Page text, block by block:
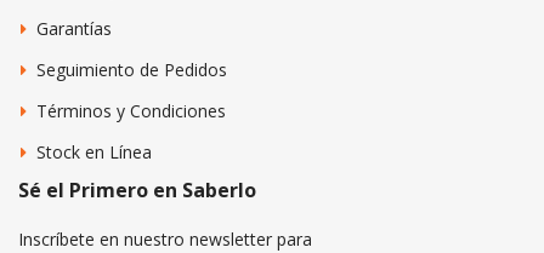
Garantías
Seguimiento de Pedidos
Términos y Condiciones
Stock en Línea
Sé el Primero en Saberlo
Inscríbete en nuestro newsletter para